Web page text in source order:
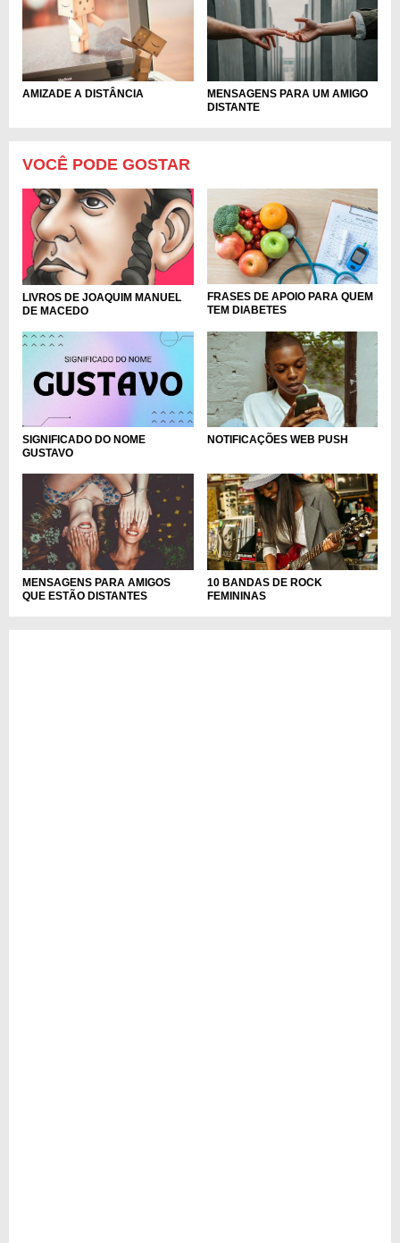
AMIZADE A DISTÂNCIA
MENSAGENS PARA UM AMIGO
DISTANTE
VOCÊ PODE GOSTAR
LIVROS DE JOAQUIM MANUEL
DE MACEDO
FRASES DE APOIO PARA QUEM
TEM DIABETES
SIGNIFICADO DO NOME
GUSTAVO
NOTIFICAÇÕES WEB PUSH
MENSAGENS PARA AMIGOS
QUE ESTÃO DISTANTES
10 BANDAS DE ROCK
FEMININAS